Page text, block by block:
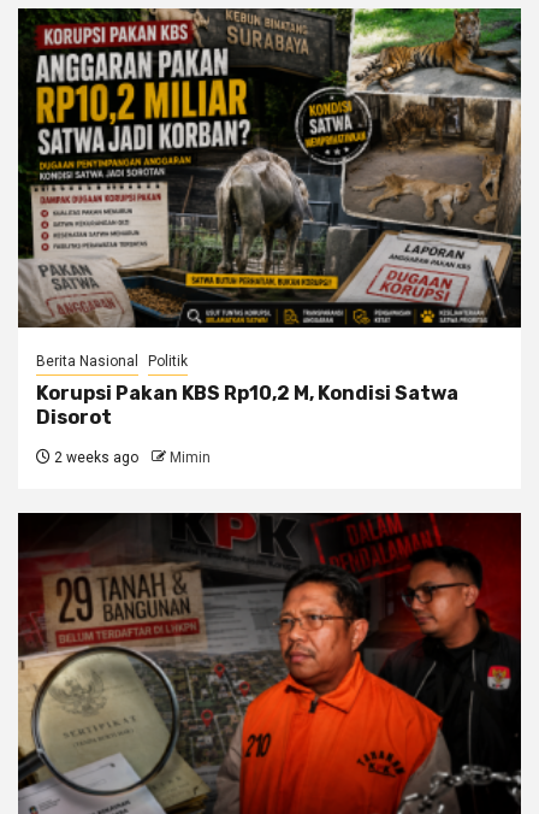
Berita Nasional Politik
Korupsi Pakan KBS Rp10,2 M, Kondisi Satwa
Disorot
2 weeks ago Mimin